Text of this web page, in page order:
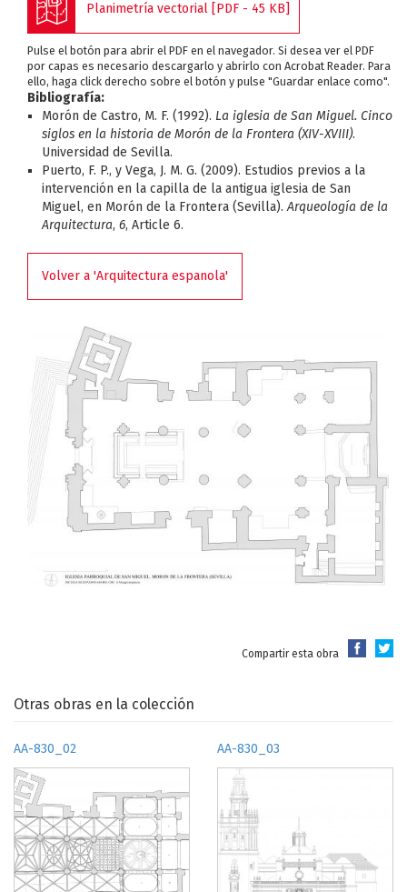
Planimetría vectorial [PDF - 45 KB]
Pulse el botón para abrir el PDF en el navegador. Si desea ver el PDF
por capas es necesario descargarlo y abrirlo con Acrobat Reader. Para
ello, haga click derecho sobre el botón y pulse "Guardar enlace como".
Bibliografía:
Morón de Castro, M. F. (1992). La iglesia de San Miguel. Cinco
siglos en la historia de Morón de la Frontera (XIV-XVIII).
Universidad de Sevilla.
Puerto, F. P., y Vega, J. M. G. (2009). Estudios previos a la
intervención en la capilla de la antigua iglesia de San
Miguel, en Morón de la Frontera (Sevilla).Arqueología de la
Arquitectura, 6, Article 6.
Volver a 'Arquitectura espanola'
Compartir esta obra
Otras obras en la colección
AA-830_02 AA-830_03